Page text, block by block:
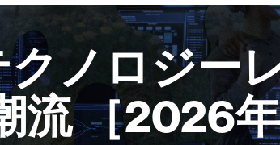
ノロジー
流 ［2026